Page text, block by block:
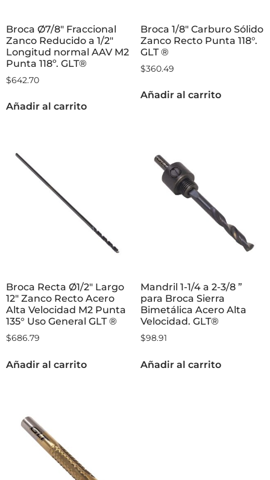
Broca Ø7/8″ Fraccional
Zanco Reducido a 1/2″
Longitud normal AAV M2
Punta 118º. GLT®
$642.70
Añadir al carrito
Broca 1/8″ Carburo Sólido
Zanco Recto Punta 118°.
GLT ®
$360.49
Añadir al carrito
Broca Recta Ø1/2″ Largo
12″ Zanco Recto Acero
Alta Velocidad M2 Punta
135° Uso General GLT ®
$686.79
Añadir al carrito
Mandril 1-1/4 a 2-3/8 ”
para Broca Sierra
Bimetálica Acero Alta
Velocidad. GLT®
$98.91
Añadir al carrito